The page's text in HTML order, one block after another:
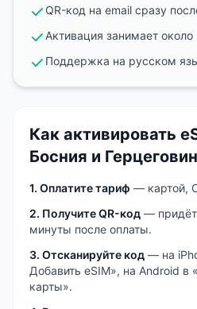
QR-код на email сразу
Активация занимает
Поддержка на русском
Как активировать
Босния и
1. Оплатите тариф — картой,
2. Получите QR-код — придёт
минуты после оплаты.
3. Отсканируйте код — на
Добавить eSIM», на Android
карты».